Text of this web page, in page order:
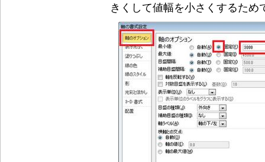
きくして値幅を小さくするため